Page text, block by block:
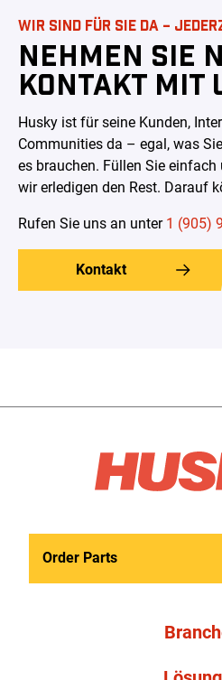
WIR SIND FÜR SIE DA –
NEHMEN SIE
KONTAKT MIT
Husky ist für seine Kunden,
Communities da – egal, was
es brauchen. Füllen Sie
wir erledigen den Rest. Darauf
Rufen Sie uns an unter 1 (905)
Kontakt
Order Parts